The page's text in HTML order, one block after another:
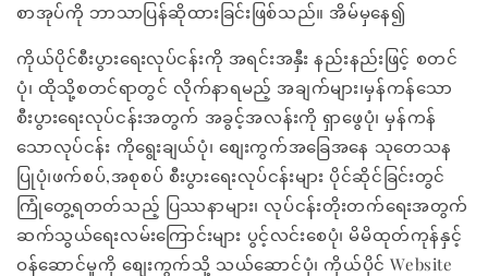
စာအုပ်ကို ဘာသာပြန်ဆိုထားခြင်းဖြစ်သည်။ အိမ်မှနေ၍
ကိုယ်ပိုင်စီးပွားရေးလုပ်ငန်းကို အရင်းအနှီး နည်းနည်းဖြင့် စတင်
ပုံ၊ ထိုသို့စတင်ရာတွင် လိုက်နာရမည့် အချက်များ၊မှန်ကန်သော
စီးပွားရေးလုပ်ငန်းအတွက် အခွင့်အလန်းကို ရှာဖွေပုံ၊ မှန်ကန်
သောလုပ်ငန်း ကိုရွေးချယ်ပုံ၊ စျေးကွက်အခြေအနေ သုတေသန
ပြုပုံ၊ဖက်စပ်,အစုစပ် စီးပွားရေးလုပ်ငန်းများ ပိုင်ဆိုင်ခြင်းတွင်
ကြုံတွေ့ရတတ်သည့် ပြဿနာများ၊ လုပ်ငန်းတိုးတက်ရေးအတွက်
ဆက်သွယ်ရေးလမ်းကြောင်းများ ပွင့်လင်းစေပုံ၊ မိမိထုတ်ကုန်နှင့်
ဝန်ဆောင်မှုကို စျေးကွက်သို့ သယ်ဆောင်ပုံ၊ ကိုယ်ပိုင် Website